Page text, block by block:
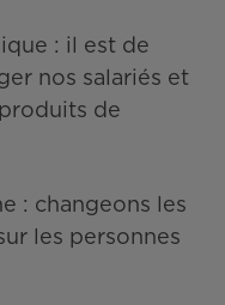
: il est de
nos salariés et
de
: changeons les
les personnes